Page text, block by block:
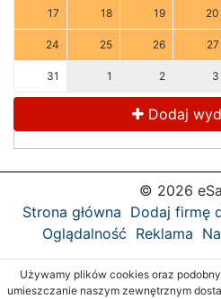
17 18 19 20
24 25 26 27
31 1 2 3
Dodaj
© 2026
Strona główna Dodaj firmę
Oglądalność Reklama
Używamy plików cookies oraz
umieszczanie naszym zewnętrznym